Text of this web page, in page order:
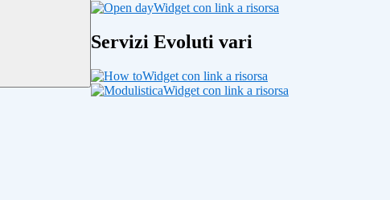
Widget con link a risorsa
Servizi Evoluti vari
Widget con link a risorsa
Widget con link a risorsa